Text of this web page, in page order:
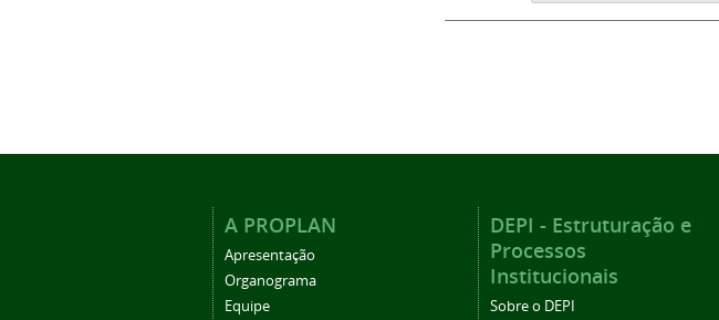
A PROPLAN
Apresentação
Organograma
Equipe
DEPI - Estruturação e
Processos
Institucionais
Sobre o DEPI